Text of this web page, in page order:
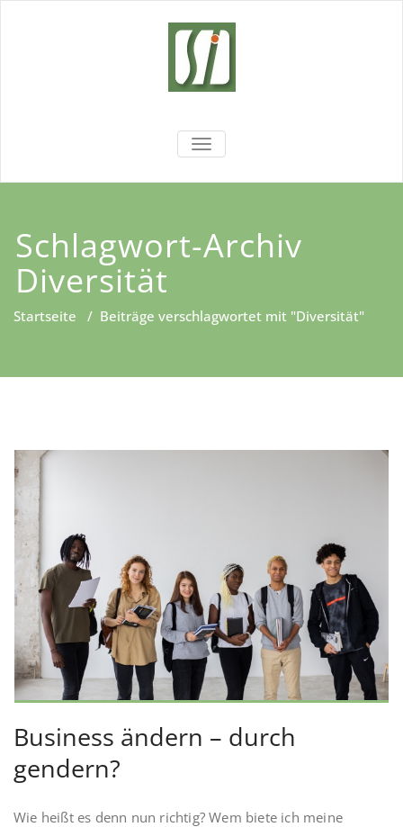
Institut
Wir fördern Ihre Entwicklung!
NAVIGATION UMSCHALTEN
Schlagwort-Archiv
Diversität
Startseite / Beiträge verschlagwortet mit "Diversität"
Business ändern – durch
gendern?
Wie heißt es denn nun richtig? Wem biete ich meine